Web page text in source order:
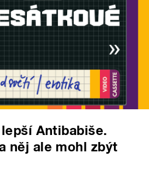
Antibabiše.
něj ale mohl zbýt